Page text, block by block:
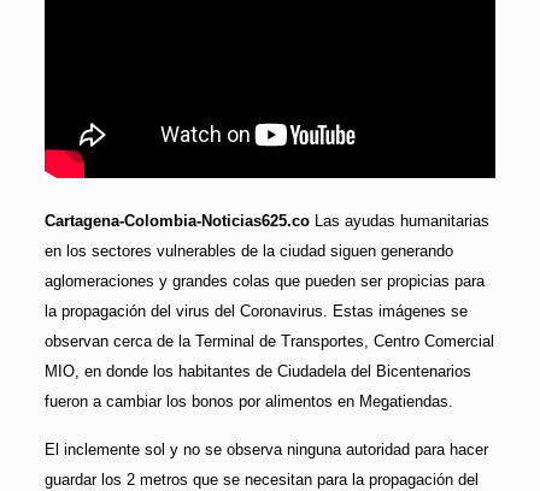
Cartagena-Colombia-Noticias625.co Las ayudas humanitarias
en los sectores vulnerables de la ciudad siguen generando
aglomeraciones y grandes colas que pueden ser propicias para
la propagación del virus del Coronavirus. Estas imágenes se
observan cerca de la Terminal de Transportes, Centro Comercial
MIO, en donde los habitantes de Ciudadela del Bicentenarios
fueron a cambiar los bonos por alimentos en Megatiendas.
El inclemente sol y no se observa ninguna autoridad para hacer
guardar los 2 metros que se necesitan para la propagación del